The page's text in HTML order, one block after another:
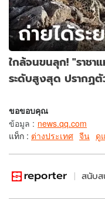
ใกล้จนขนลุก! "ราชา
ระดับสูงสุด ปรากฏตั
ขอขอบคุณ
ข้อมูล : news.qq.com
แท็ก : ต่างประเทศ จีน ดู
สนับส